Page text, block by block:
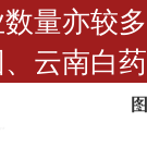
量亦较
云南白